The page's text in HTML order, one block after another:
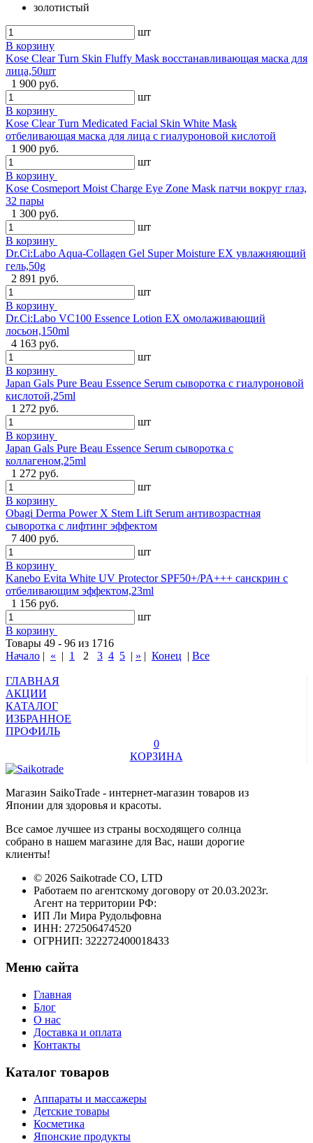
золотистый
шт
В корзину
Kose Clear Turn Skin Fluffy Mask восстанавливающая маска для
лица,50шт
1 900 руб.
шт
В корзину
Kose Clear Turn Medicated Facial Skin White Mask
отбеливающая маска для лица с гиалуроновой кислотой
1 900 руб.
шт
В корзину
Kose Cosmeport Moist Charge Eye Zone Mask патчи вокруг глаз,
32 пары
1 300 руб.
шт
В корзину
Dr.Ci:Labo Aqua-Collagen Gel Super Moisture EX увлажняющий
гель,50g
2 891 руб.
шт
В корзину
Dr.Ci:Labo VC100 Essence Lotion EX омолаживающий
лосьон,150ml
4 163 руб.
шт
В корзину
Japan Gals Pure Beau Essence Serum сыворотка с гиалуроновой
кислотой,25ml
1 272 руб.
шт
В корзину
Japan Gals Pure Beau Essence Serum сыворотка с
коллагеном,25ml
1 272 руб.
шт
В корзину
Obagi Derma Power X Stem Lift Serum антивозрастная
сыворотка с лифтинг эффектом
7 400 руб.
шт
В корзину
Kanebo Evita White UV Protector SPF50+/PA+++ санскрин с
отбеливающим эффектом,23ml
1 156 руб.
шт
В корзину
Товары 49 - 96 из 1716
Начало | « | 1 2 3 4 5 | » | Конец | Все
ГЛАВНАЯ
АКЦИИ
КАТАЛОГ
ИЗБРАННОЕ
ПРОФИЛЬ
0
КОРЗИНА
Магазин SaikoTrade - интернет-магазин товаров из
Японии для здоровья и красоты.
Все самое лучшее из страны восходящего солнца
собрано в нашем магазине для Вас, наши дорогие
клиенты!
© 2026 Saikotrade CO, LTD
Работаем по агентскому договору от 20.03.2023г.
Агент на территории РФ:
ИП Ли Мира Рудольфовна
ИНН: 272506474520
ОГРНИП: 322272400018433
Меню сайта
Главная
Блог
О нас
Доставка и оплата
Контакты
Каталог товаров
Аппараты и массажеры
Детские товары
Косметика
Японские продукты